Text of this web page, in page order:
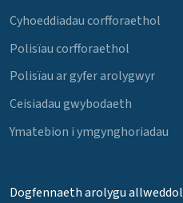
Cyhoeddiadau corfforaethol
Polisïau corfforaethol
Polisïau ar gyfer arolygwyr
Ceisiadau gwybodaeth
Ymatebion i ymgynghoriadau
Dogfennaeth arolygu allweddol